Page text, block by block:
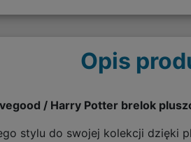
Opis
/ Harry Potter brelok
stylu do swojej kolekcji dzięki